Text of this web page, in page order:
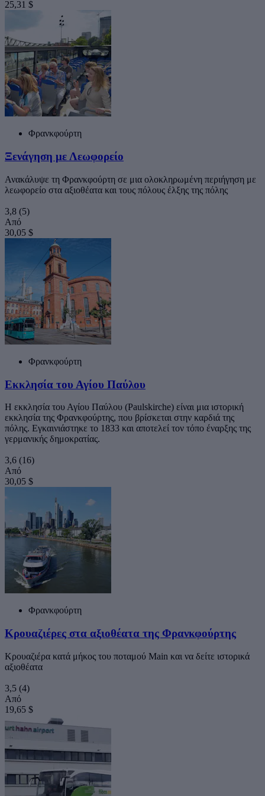
25,31 $
Φρανκφούρτη
Ξενάγηση με Λεωφορείο
Ανακάλυψε τη Φρανκφούρτη σε μια ολοκληρωμένη περιήγηση με
λεωφορείο στα αξιοθέατα και τους πόλους έλξης της πόλης
3,8 (5)
Από
30,05 $
Φρανκφούρτη
Εκκλησία του Αγίου Παύλου
Η εκκλησία του Αγίου Παύλου (Paulskirche) είναι μια ιστορική
εκκλησία της Φρανκφούρτης, που βρίσκεται στην καρδιά της
πόλης. Εγκαινιάστηκε το 1833 και αποτελεί τον τόπο έναρξης της
γερμανικής δημοκρατίας.
3,6 (16)
Από
30,05 $
Φρανκφούρτη
Κρουαζιέρες στα αξιοθέατα της Φρανκφούρτης
Κρουαζιέρα κατά μήκος του ποταμού Main και να δείτε ιστορικά
αξιοθέατα
3,5 (4)
Από
19,65 $